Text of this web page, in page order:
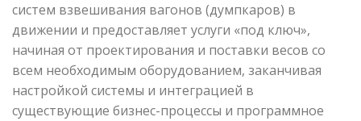
систем взвешивания вагонов (думпкаров) в
движении и предоставляет услуги «под ключ»,
начиная от проектирования и поставки весов со
всем необходимым оборудованием, заканчивая
настройкой системы и интеграцией в
существующие бизнес-процессы и программное